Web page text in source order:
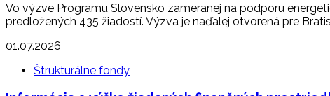
Vo výzve Programu Slovensko zameranej na podporu
predložených 435 žiadostí. Výzva je naďalej otvorená pre
01.07.2026
Štrukturálne fondy